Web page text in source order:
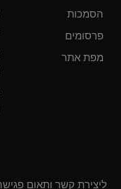
הסמכות
פרסומים
מפת אתר
ליצירת קשר ותאום